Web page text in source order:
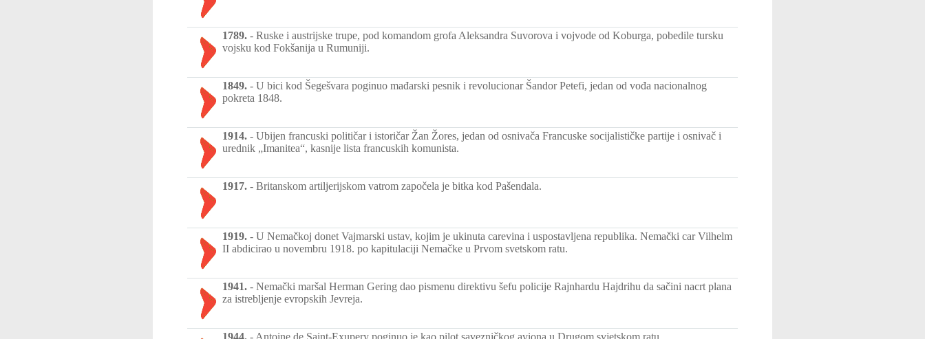
1789. - Ruske i austrijske trupe, pod komandom grofa Aleksandra Suvorova i vojvode od Koburga, pobedile tursku
vojsku kod Fokšanija u Rumuniji.
1849. - U bici kod Šegešvara poginuo mađarski pesnik i revolucionar Šandor Petefi, jedan od vođa nacionalnog
pokreta 1848.
1914. - Ubijen francuski političar i istoričar Žan Žores, jedan od osnivača Francuske socijalističke partije i osnivač i
urednik „Imanitea“, kasnije lista francuskih komunista.
1917. - Britanskom artiljerijskom vatrom započela je bitka kod Pašendala.
1919. - U Nemačkoj donet Vajmarski ustav, kojim je ukinuta carevina i uspostavljena republika. Nemački car Vilhelm
II abdicirao u novembru 1918. po kapitulaciji Nemačke u Prvom svetskom ratu.
1941. - Nemački maršal Herman Gering dao pismenu direktivu šefu policije Rajnhardu Hajdrihu da sačini nacrt plana
za istrebljenje evropskih Jevreja.
1944. - Antoine de Saint-Exupery poginuo je kao pilot savezničkog aviona u Drugom svjetskom ratu.